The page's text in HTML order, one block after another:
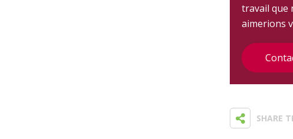
travail que
aimerions
SHARE